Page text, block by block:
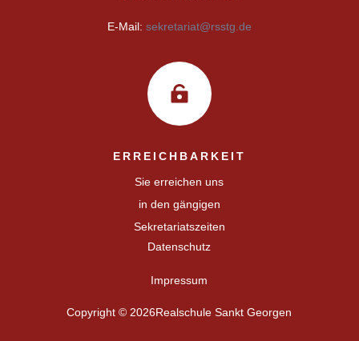
E-Mail: sekretariat@rsstg.de

ERREICHBARKEIT
Sie erreichen uns
in den gängigen
Sekretariatszeiten
Datenschutz
Impressum
Copyright © 2026Realschule Sankt Georgen